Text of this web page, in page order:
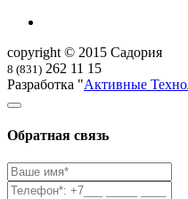
copyright © 2015 Садория
8 (831) 262 11 15
Разработка "Активные
Обратная связь